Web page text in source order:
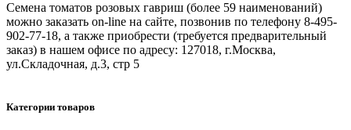
Семена томатов розовых гавриш (более 59 наименований)
можно заказать on-line на сайте, позвонив по телефону 8-495-
902-77-18, а также приобрести (требуется предварительный
заказ) в нашем офисе по адресу: 127018, г.Москва,
ул.Складочная, д.3, стр 5
Категории товаров